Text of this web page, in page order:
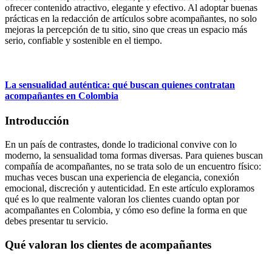
ofrecer contenido atractivo, elegante y efectivo. Al adoptar buenas
prácticas en la redacción de artículos sobre acompañantes, no solo
mejoras la percepción de tu sitio, sino que creas un espacio más
serio, confiable y sostenible en el tiempo.
La sensualidad auténtica: qué buscan quienes contratan
acompañantes en Colombia
Introducción
En un país de contrastes, donde lo tradicional convive con lo
moderno, la sensualidad toma formas diversas. Para quienes buscan
compañía de acompañantes, no se trata solo de un encuentro físico:
muchas veces buscan una experiencia de elegancia, conexión
emocional, discreción y autenticidad. En este artículo exploramos
qué es lo que realmente valoran los clientes cuando optan por
acompañantes en Colombia, y cómo eso define la forma en que
debes presentar tu servicio.
Qué valoran los clientes de acompañantes